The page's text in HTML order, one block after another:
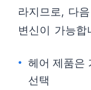
라지므로, 다
변신이 가능합
헤어 제품은
선택